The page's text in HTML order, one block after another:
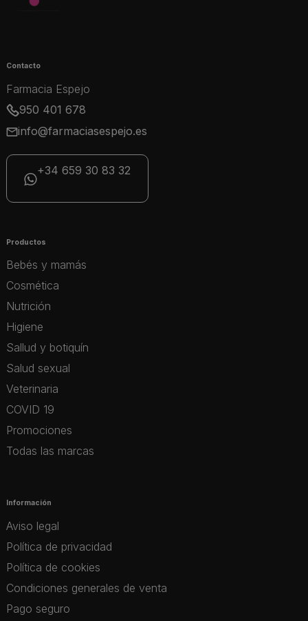
Contacto
Farmacia Espejo
950 401 678
info@farmaciasespejo.es
+34 659 30 83 32
Productos
Bebés y mamás
Cosmética
Nutrición
Higiene
Sallud y botiquín
Salud sexual
Veterinaria
COVID 19
Promociones
Todas las marcas
Información
Aviso legal
Política de privacidad
Política de cookies
Condiciones generales de venta
Pago seguro